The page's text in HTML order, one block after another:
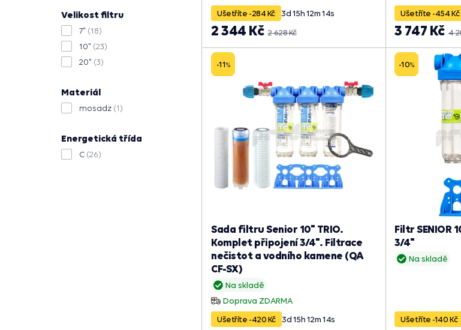
Velikost filtru
7" (18)
10" (23)
20" (3)
Materiál
mosadz (1)
Energetická třída
C (26)
Ušetříte -284 Kč 3d15h12m13s
2 628 Kč
2 344 Kč
Ušetříte -454 Kč
4
3 747 Kč
-11%
Na skladě
Doprava ZDARMA
Sada filtru Senior 10" TRIO.
Komplet připojení 3/4". Filtrace
nečistot a vodního kamene (QA
CF-SX)
Ušetříte -420 Kč 3d15h12m13s
-10%
Na skladě
Filtr SENIOR
3/4"
Ušetříte -140 Kč